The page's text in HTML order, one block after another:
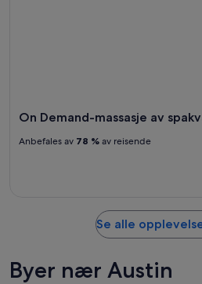
On Demand-massasje av
Anbefales av 78 % av reisende
Se alle
Byer nær Austin